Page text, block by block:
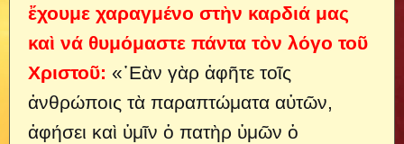
ἔχουμε χαραγμένο στὴν καρδιά μας
καὶ νά θυμόμαστε πάντα τὸν λόγο τοῦ
Χριστοῦ: «᾿Εὰν γὰρ ἀφῆτε τοῖς
ἀνθρώποις τὰ παραπτώματα αὐτῶν,
ἀφήσει καὶ ὑμῖν ὁ πατὴρ ὑμῶν ὁ